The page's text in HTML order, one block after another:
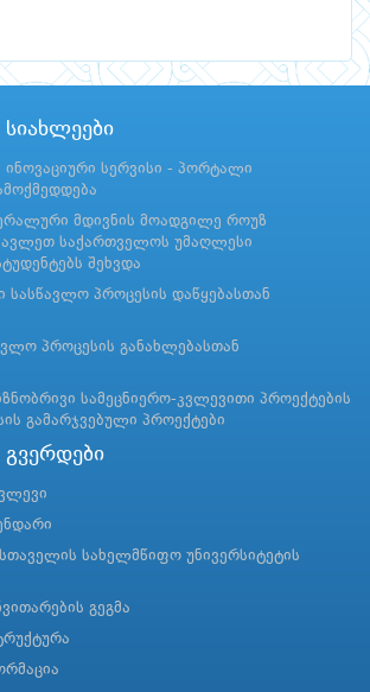
ინოვაციური სერვისი - პორტალი
მდივნის მოადგილე როუზ
საქართველოს უმაღლესი
შეხვდა
სასწავლო პროცესის დაწყებასთან
პროცესის განახლებასთან
სამეცნიერო-კვლევითი პროექტების
გამარჯვებული პროექტები
სახელმწიფო უნივერსიტეტის
გეგმა